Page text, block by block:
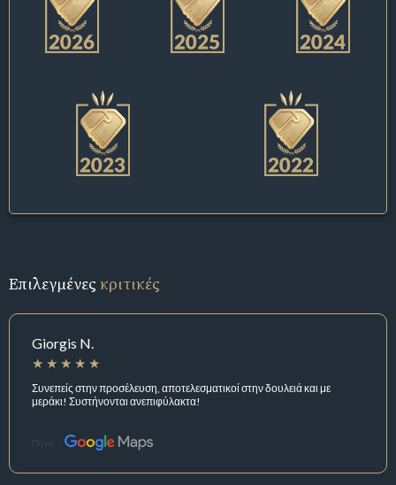
Επιλεγμένεςκριτικές
Giorgis N.
Συνεπείς στην προσέλευση, αποτελεσματικοί στην δουλειά και με
μεράκι! Συστήνονται ανεπιφύλακτα!
Πηγή: